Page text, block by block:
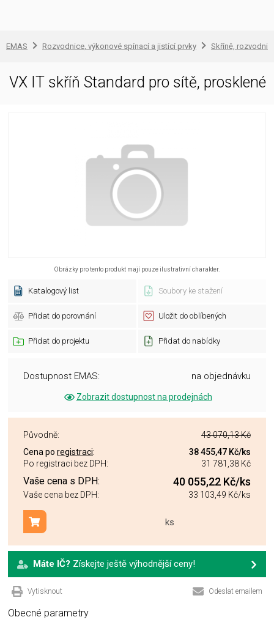
EMAS Rozvodnice, výkonové spínací a jistící prvky Skříně,
VX IT skříň Standard pro sítě, prosklené
Obrázky pro tento produkt mají pouze ilustrativní charakter.
Katalogový list Soubory ke stažení
Přidat do porovnání Uložit do oblíbených
Přidat do projektu Přidat do nabídky
Dostupnost EMAS: na objednávku
Zobrazit dostupnost na prodejnách
Původně:
43 070,13 Kč
Cena po registraci: 38 455,47 Kč/ks
Po registraci bez DPH:
31 781,38 Kč
Vaše cena s DPH: 40 055,22 Kč/ks
Vaše cena bez DPH: 33 103,49 Kč/ks
ks
Přidat do košíku
Máte IČ? Získejte ještě výhodnější ceny!
Vytisknout Odeslat emailem
Obecné parametry